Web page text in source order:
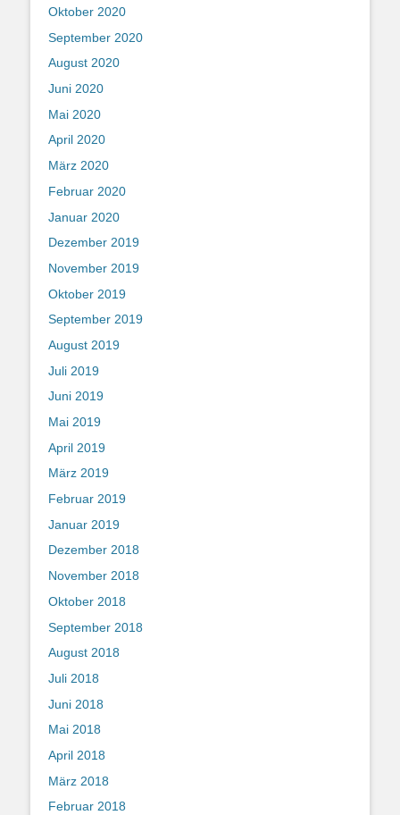
Oktober 2020
September 2020
August 2020
Juni 2020
Mai 2020
April 2020
März 2020
Februar 2020
Januar 2020
Dezember 2019
November 2019
Oktober 2019
September 2019
August 2019
Juli 2019
Juni 2019
Mai 2019
April 2019
März 2019
Februar 2019
Januar 2019
Dezember 2018
November 2018
Oktober 2018
September 2018
August 2018
Juli 2018
Juni 2018
Mai 2018
April 2018
März 2018
Februar 2018